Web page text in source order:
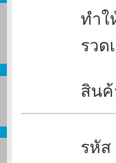
ทำใ
รวด
สินค้
รหัส